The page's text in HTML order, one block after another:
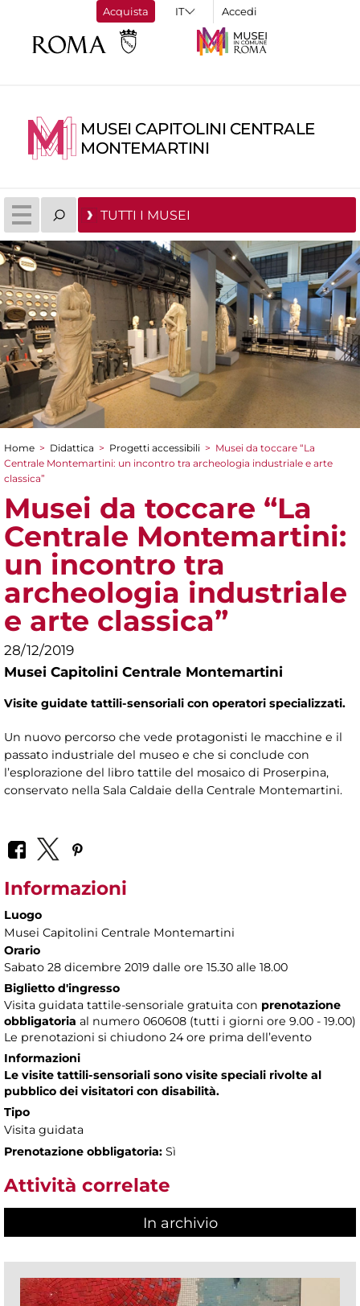
Acquista Accedi
MUSEI CAPITOLINI CENTRALE
MONTEMARTINI
TUTTI I MUSEI
Tu sei qui
Home > Didattica > Progetti accessibili > Musei da toccare “La
Centrale Montemartini: un incontro tra archeologia industriale e arte
classica”
Musei da toccare “La
Centrale Montemartini:
un incontro tra
archeologia industriale
e arte classica”
28/12/2019
Musei Capitolini Centrale Montemartini
Visite guidate tattili-sensoriali con operatori specializzati.
Un nuovo percorso che vede protagonisti le macchine e il
passato industriale del museo e che si conclude con
l’esplorazione del libro tattile del mosaico di Proserpina,
conservato nella Sala Caldaie della Centrale Montemartini.
Informazioni
Luogo
Musei Capitolini Centrale Montemartini
Orario
Sabato 28 dicembre 2019 dalle ore 15.30 alle 18.00
Biglietto d'ingresso
Visita guidata tattile-sensoriale gratuita con prenotazione
obbligatoria al numero 060608 (tutti i giorni ore 9.00 - 19.00)
Le prenotazioni si chiudono 24 ore prima dell’evento
Informazioni
Le visite tattili-sensoriali sono visite speciali rivolte al
pubblico dei visitatori con disabilità.
Tipo
Visita guidata
Prenotazione obbligatoria: Sì
Attività correlate
In archivio